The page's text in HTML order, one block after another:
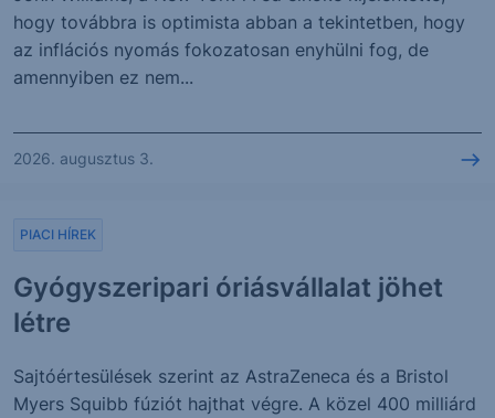
hogy továbbra is optimista abban a tekintetben, hogy
az inflációs nyomás fokozatosan enyhülni fog, de
amennyiben ez nem...
2026. augusztus 3.
Gyógyszeripari óriásvállalat jöhet
létre
PIACI HÍREK
Sajtóértesülések szerint az AstraZeneca és a Bristol
Myers Squibb fúziót hajthat végre. A közel 400 milliárd